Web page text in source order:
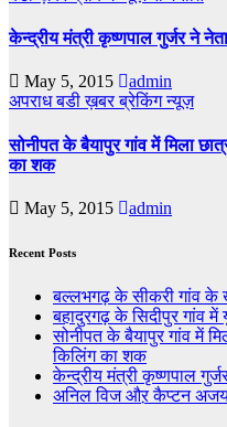
केन्द्रीय मंत्री कृष्णपाल गुर्जर ने
May 5, 2015
admin
अपराधबडी ख़बरब्रेकिंग न्यूज़
सोनीपत के बैयापुर गांव में मिला
का शक
May 5, 2015 admin
Recent Posts
बल्लभगढ़ के सीकरी गांव
बहादुरगढ़ के सिदीपुर गांव
सोनीपत के बैयापुर गांव में
किलिंग का शक
केन्द्रीय मंत्री कृष्णपाल
अनिल विज औऱ कैप्टन अजय